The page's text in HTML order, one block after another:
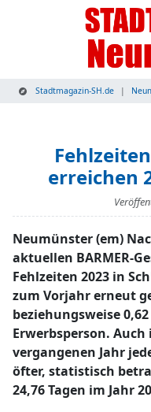
Stadtmagazin-SH.de
erreichen
Neumünster (em)
aktuellen BARMER-
Fehlzeiten 2023 in
zum Vorjahr erneut
beziehungsweise
Erwerbsperson.
vergangenen Jahr
öfter, statistisch
24,76 Tagen im Jahr